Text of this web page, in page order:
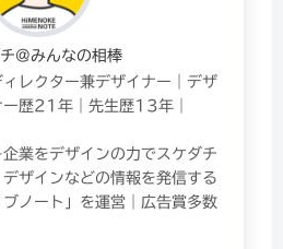
@みんなの相棒
レクター兼デザイナー｜デザ
ー歴21年｜先生歴13年｜
業をデザインの力でスケダチ
デザインなどの情報を発信する
ブノート」を運営｜広告賞多数